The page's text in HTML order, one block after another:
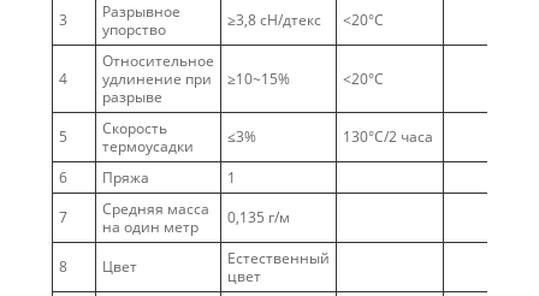
3
Разрывное
упорство
≥3,8 сН/дтекс <20°С
4
Относительное
удлинение при
разрыве
≥10~15% <20°С
5
Скорость
термоусадки
≤3%
130°С/2 часа
6
Пряжа
1
7
Средняя масса
на один метр
0,135 г/м
8 Цвет
Естественный
цвет